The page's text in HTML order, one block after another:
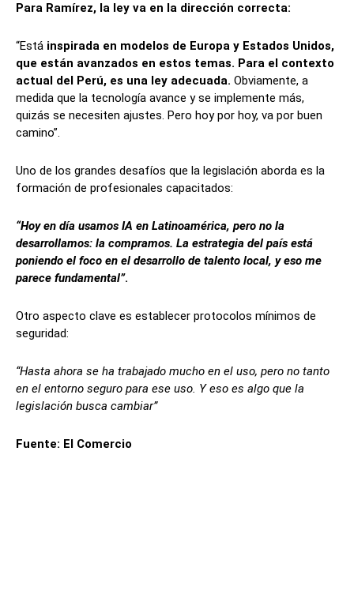
Para Ramírez, la ley va en la dirección correcta:
“Está inspirada en modelos de Europa y Estados Unidos,
que están avanzados en estos temas. Para el contexto
actual del Perú, es una ley adecuada. Obviamente, a
medida que la tecnología avance y se implemente más,
quizás se necesiten ajustes. Pero hoy por hoy, va por buen
camino”.
Uno de los grandes desafíos que la legislación aborda es la
formación de profesionales capacitados:
“Hoy en día usamos IA en Latinoamérica, pero no la
desarrollamos: la compramos. La estrategia del país está
poniendo el foco en el desarrollo de talento local, y eso me
parece fundamental”.
Otro aspecto clave es establecer protocolos mínimos de
seguridad:
“Hasta ahora se ha trabajado mucho en el uso, pero no tanto
en el entorno seguro para ese uso. Y eso es algo que la
legislación busca cambiar”
Fuente: El Comercio